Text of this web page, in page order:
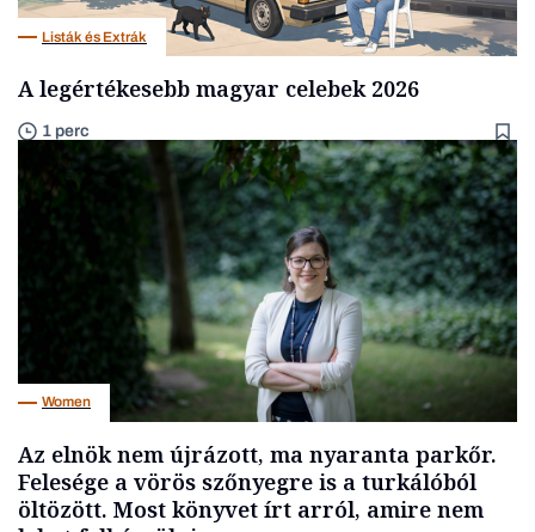
Listák és Extrák
A legértékesebb magyar celebek 2026
1 perc
Women
Az elnök nem újrázott, ma nyaranta parkőr.
Felesége a vörös szőnyegre is a turkálóból
öltözött. Most könyvet írt arról, amire nem